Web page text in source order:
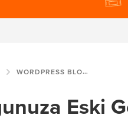
WORDPRESS BLOGUNUZA ESKI GÖNDERI BILDIRIMI NASIL EKLENIR
Eski